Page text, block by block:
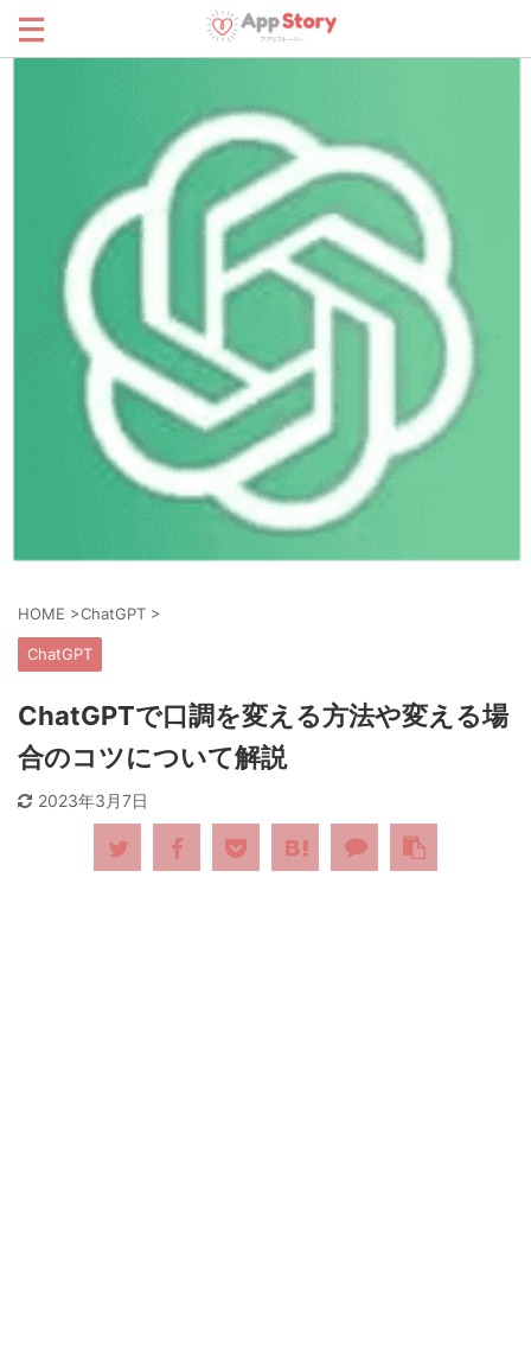
HOME >ChatGPT >
ChatGPT
ChatGPTで口調を変える方法や変える場
合のコツについて解説
2023年3月7日